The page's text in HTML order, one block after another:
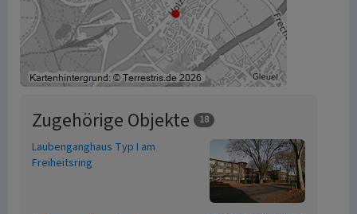
Zugehörige Objekte 18
Laubenganghaus Typ I am
Freiheitsring